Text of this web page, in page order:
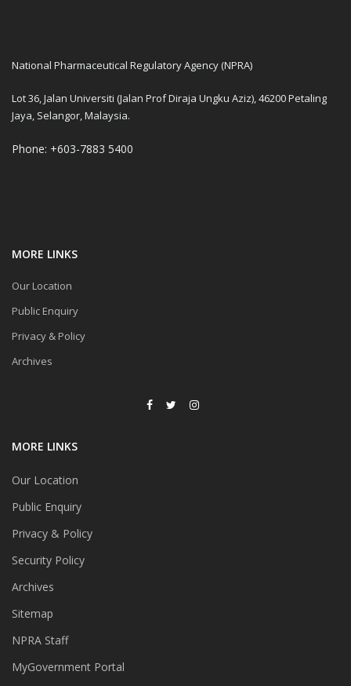
National Pharmaceutical Regulatory Agency (NPRA)
Lot 36, Jalan Universiti (Jalan Prof Diraja Ungku Aziz), 46200 Petaling
Jaya, Selangor, Malaysia.
Phone: +603-7883 5400
MORE LINKS
Our Location
Public Enquiry
Privacy & Policy
Archives
MORE LINKS
Our Location
Public Enquiry
Privacy & Policy
Security Policy
Archives
Sitemap
NPRA Staff
MyGovernment Portal